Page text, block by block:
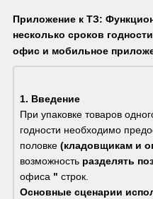
Приложение к ТЗ:
несколько сроков
офис и мобильное
1. Введение
При упаковке товаров
годности необходимо
половке (кладовщикам и
возможность разделять
офиса " строк.
Основные сценарии